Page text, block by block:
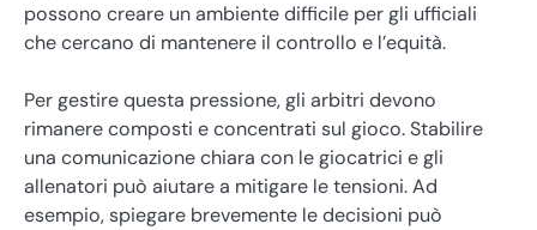
possono creare un ambiente difficile per gli ufficiali
che cercano di mantenere il controllo e l’equità.
Per gestire questa pressione, gli arbitri devono
rimanere composti e concentrati sul gioco. Stabilire
una comunicazione chiara con le giocatrici e gli
allenatori può aiutare a mitigare le tensioni. Ad
esempio, spiegare brevemente le decisioni può